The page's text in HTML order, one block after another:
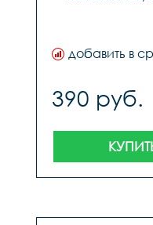
добавить в
390 руб.